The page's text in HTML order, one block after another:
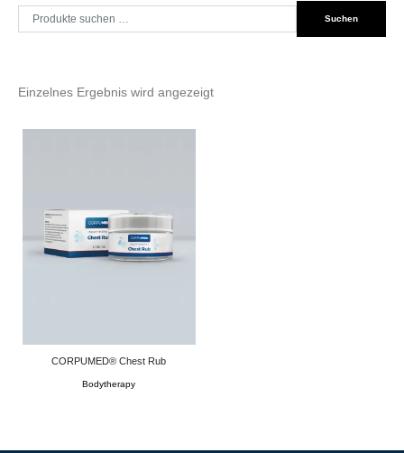
Einzelnes Ergebnis wird angezeigt
CORPUMED® Chest Rub
Bodytherapy
Suche
nach:
Suchen